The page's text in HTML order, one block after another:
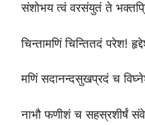
संशोभय त्वं वरसंयुतं ते
चिन्तामणिं चिन्तितदं परेश!
मणिं सदानन्दसुखप्रदं च
नाभौ फणीशं च सहस्रशीर्षं